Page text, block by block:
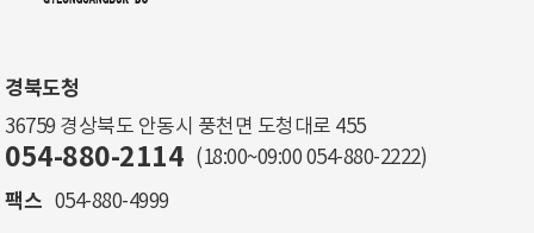
경북도청
36759 경상북도 안동시 풍천면 도청대로 455
054-880-2114 (18:00~09:00 054-880-2222)
팩스 054-880-4999